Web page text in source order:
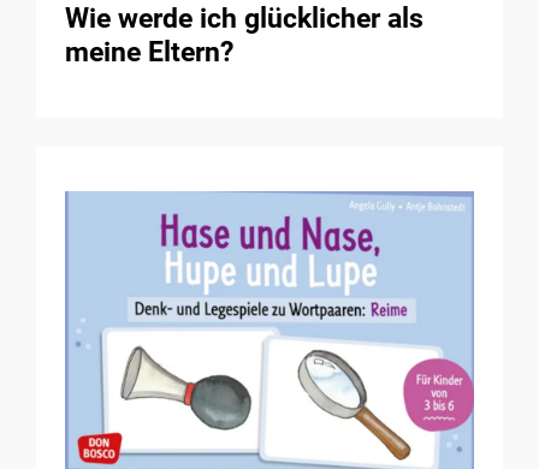
Wie werde ich glücklicher als
meine Eltern?